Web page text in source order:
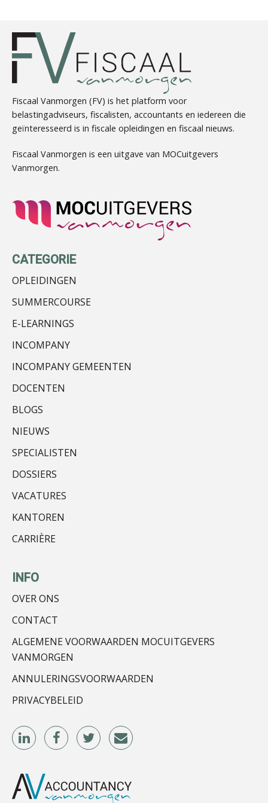
Casper Mons
Rakesh Ghirah
Mike Wong
Edwin de Witte
Fiscaal Vanmorgen (FV) is het platform voor
belastingadviseurs, fiscalisten, accountants en iedereen die
geïnteresseerd is in fiscale opleidingen en fiscaal nieuws.
Fiscaal Vanmorgen is een uitgave van MOCuitgevers
Vanmorgen.
CATEGORIE
OPLEIDINGEN
SUMMERCOURSE
E-LEARNINGS
INCOMPANY
INCOMPANY GEMEENTEN
DOCENTEN
BLOGS
NIEUWS
SPECIALISTEN
DOSSIERS
VACATURES
KANTOREN
CARRIÈRE
INFO
OVER ONS
CONTACT
ALGEMENE VOORWAARDEN MOCUITGEVERS
VANMORGEN
ANNULERINGSVOORWAARDEN
PRIVACYBELEID